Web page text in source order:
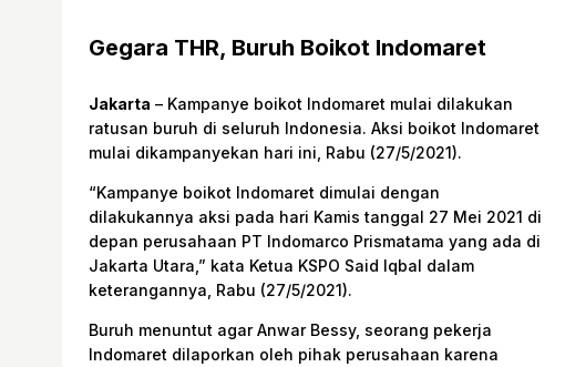
Gegara THR, Buruh Boikot Indomaret
Jakarta – Kampanye boikot Indomaret mulai dilakukan
ratusan buruh di seluruh Indonesia. Aksi boikot Indomaret
mulai dikampanyekan hari ini, Rabu (27/5/2021).
“Kampanye boikot Indomaret dimulai dengan
dilakukannya aksi pada hari Kamis tanggal 27 Mei 2021 di
depan perusahaan PT Indomarco Prismatama yang ada di
Jakarta Utara,” kata Ketua KSPO Said Iqbal dalam
keterangannya, Rabu (27/5/2021).
Buruh menuntut agar Anwar Bessy, seorang pekerja
Indomaret dilaporkan oleh pihak perusahaan karena